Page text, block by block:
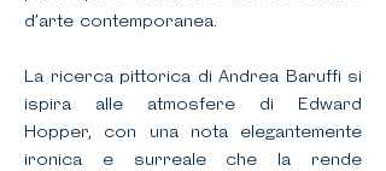
d’arte contemporanea.
La ricerca pittorica di Andrea Baruffi si
ispira alle atmosfere di Edward
Hopper, con una nota elegantemente
ironica e surreale che la rende